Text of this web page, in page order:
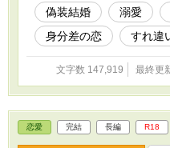
偽装結婚
溺愛
身分差の恋
すれ違
文字数 147,919 最終更
恋愛 完結 長編 R18